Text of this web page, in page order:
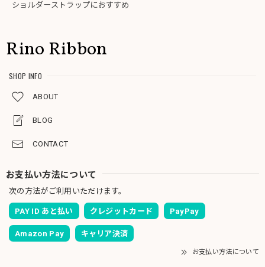
ショルダーストラップにおすすめ
Rino Ribbon
SHOP INFO
ABOUT
BLOG
CONTACT
お支払い方法について
次の方法がご利用いただけます。
PAY ID あと払い クレジットカード PayPay
Amazon Pay キャリア決済
お支払い方法について